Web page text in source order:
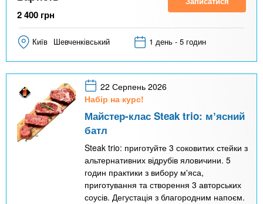
2 400 грн
Київ Шевченківський 1 день - 5 годин
22 Серпень 2026
Набір на курс!
Майстер-клас Steak trio: мʼясний
батл
Steak trio: приготуйте 3 соковитих стейки з
альтернативних відрубів яловичини. 5
годин практики з вибору м'яса,
приготування та створення 3 авторських
соусів. Дегустація з благородним напоєм.